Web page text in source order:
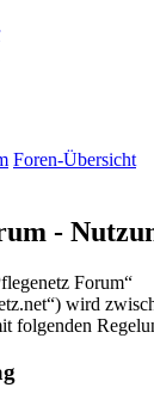
Foren-Übersicht
-
Forum“
wird
folgenden